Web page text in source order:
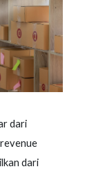
dari
dari